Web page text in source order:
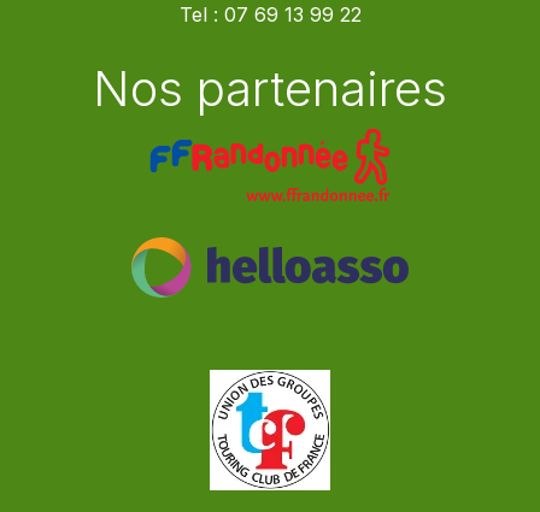
Tel : 07 69 13 99 22
Nos partenaires